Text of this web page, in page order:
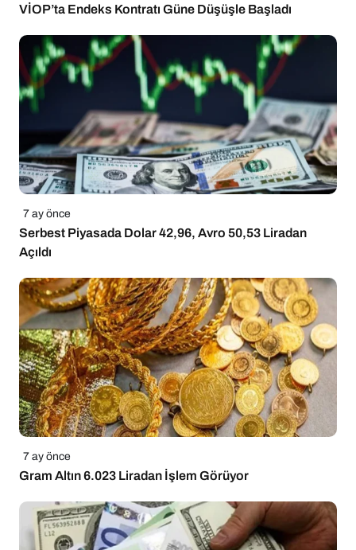
VİOP’ta Endeks Kontratı Güne Düşüşle Başladı
7 ay önce
Serbest Piyasada Dolar 42,96, Avro 50,53 Liradan
Açıldı
7 ay önce
Gram Altın 6.023 Liradan İşlem Görüyor